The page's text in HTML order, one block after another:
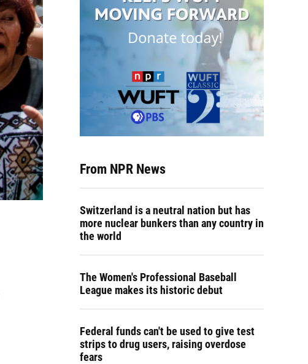
From NPR News
Switzerland is a neutral nation but has
more nuclear bunkers than any country in
the world
The Women's Professional Baseball
League makes its historic debut
Federal funds can't be used to give test
strips to drug users, raising overdose
fears